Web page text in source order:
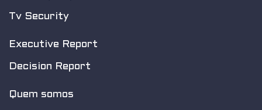
Tv Security
Executive Report
Decision Report
Quem somos